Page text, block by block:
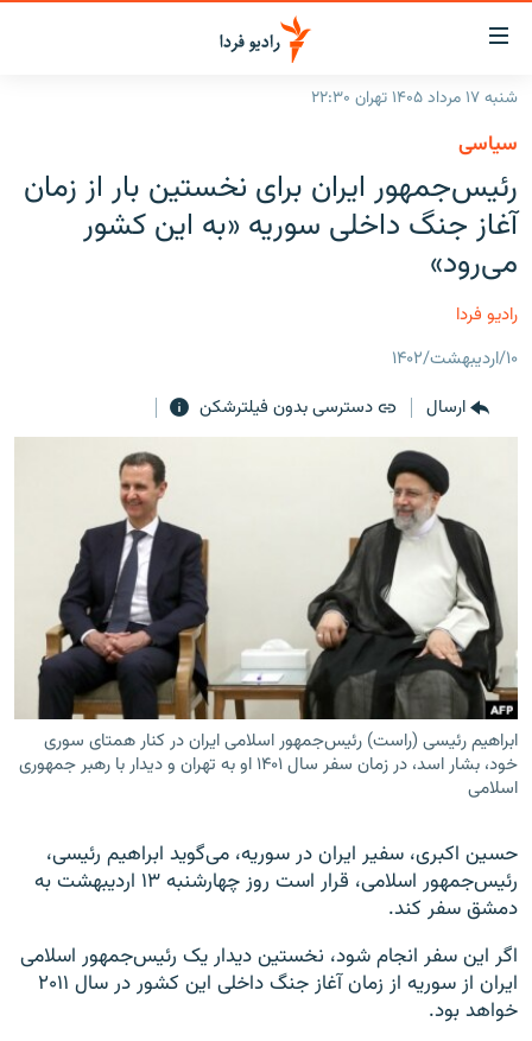
لینک‌های
قابلیت
دسترسی
بازگشت
منوی
اصلی
رفتن
صفحه
جستجو
جهان
رادیو
گزارش‌های ویدئویی
English
به ما بپیوندید
زبان‌های دیگر
شنبه ۱۷ مرداد ۱۴۰۵ تهران ۲۲:۳۰
سیاسی
رئیس‌جمهور ایران برای نخستین بار از زمان
آغاز جنگ داخلی سوریه «به این کشور
می‌رود»
رادیو فردا
۱۰/اردیبهشت/۱۴۰۲
ارسال
دسترسی بدون فیلترشکن
ابراهیم رئیسی (راست) رئیس‌جمهور اسلامی ایران در کنار همتای سوری
خود، بشار اسد، در زمان سفر سال ۱۴۰۱ او به تهران و دیدار با رهبر جمهوری
اسلامی
حسین اکبری، سفیر ایران در سوریه، می‌گوید ابراهیم رئیسی،
رئیس‌جمهور اسلامی، قرار است روز چهارشنبه ۱۳ اردیبهشت به
دمشق سفر کند.
اگر این سفر انجام شود، نخستین دیدار یک رئیس‌جمهور اسلامی
ایران از سوریه از زمان آغاز جنگ داخلی این کشور در سال ۲۰۱۱
خواهد بود.